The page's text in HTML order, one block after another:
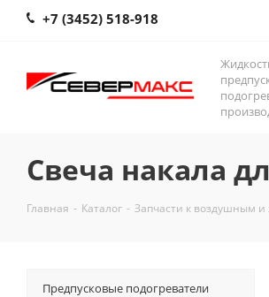
+7 (3452) 518-918
Свеча накала
Главная - Каталог - Запчасти к воздушным
Предпусковые подогреватели